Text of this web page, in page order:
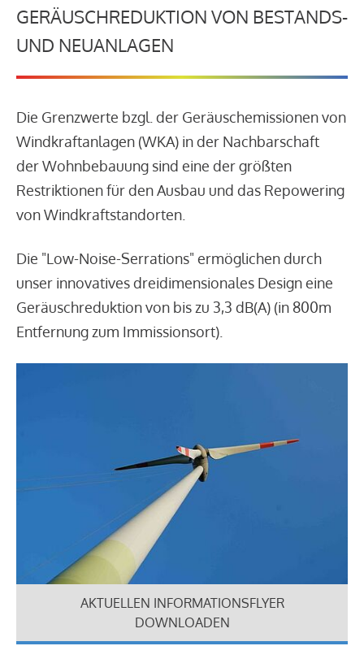
GERÄUSCHREDUKTION VON BESTANDS-
UND NEUANLAGEN
Die Grenzwerte bzgl. der Geräuschemissionen von
Windkraftanlagen (WKA) in der Nachbarschaft
der Wohnbebauung sind eine der größten
Restriktionen für den Ausbau und das Repowering
von Windkraftstandorten.
Die "Low-Noise-Serrations" ermöglichen durch
unser innovatives dreidimensionales Design eine
Geräuschreduktion von bis zu 3,3 dB(A) (in 800m
Entfernung zum Immissionsort).
AKTUELLEN INFORMATIONSFLYER
DOWNLOADEN